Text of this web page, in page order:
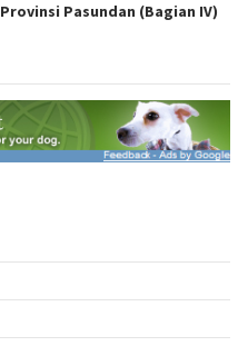
Provinsi Pasundan (Bagian IV)